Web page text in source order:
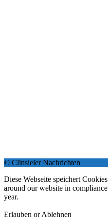
© Clinsieler Nachrichten
Diese Webseite speichert
around our website in
year.
Erlauben or Ablehnen